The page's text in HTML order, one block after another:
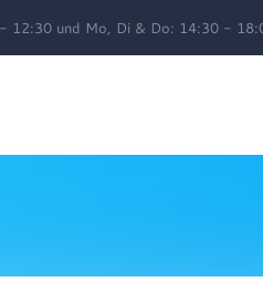
und Mo, Di & Do: 14:30 -